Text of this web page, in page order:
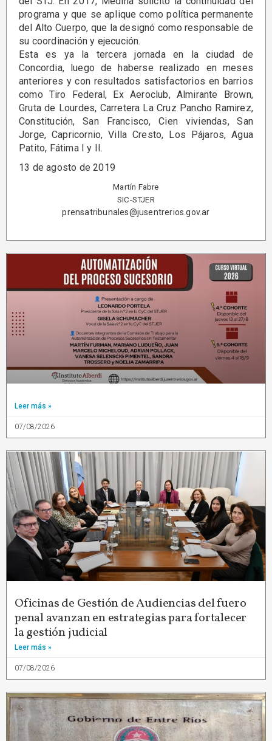
programa y que se aplique como política permanente
del Alto Cuerpo, que la designó como responsable de
su coordinación y ejecución.
Esta es ya la tercera jornada en la ciudad de
Concordia, luego de haberse realizado en meses
anteriores y con resultados satisfactorios en barrios
como Tiro Federal, Ex Aeroclub, Almirante Brown,
Gruta de Lourdes, Carretera La Cruz Pancho Ramirez,
Constitución, San Francisco, Cien viviendas, San
Jorge, Capricornio, Villa Cresto, Los Pájaros, Agua
Patito, Fátima I y II.
13 de agosto de 2019
Martín Fabre
SIC-STJER
prensatribunales@jusentrerios.gov.ar
Leer más »
07/08/2026
Oficinas de Gestión de Audiencias del fuero
penal avanzan en estrategias para fortalecer
la gestión judicial
Leer más »
07/08/2026